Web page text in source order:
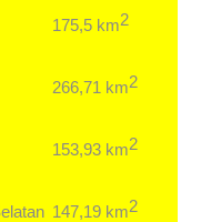
175,5 km2
266,71 km2
153,93 km2
147,19 km2